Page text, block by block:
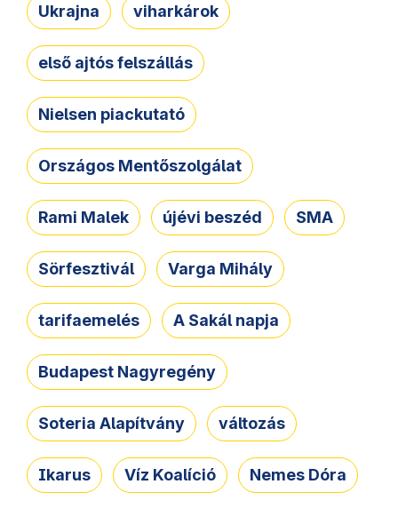
Ukrajna viharkárok
első ajtós felszállás
Nielsen piackutató
Országos Mentőszolgálat
Rami Malek újévi beszéd SMA
Sörfesztivál Varga Mihály
tarifaemelés A Sakál napja
Budapest Nagyregény
Soteria Alapítvány változás
Ikarus Víz Koalíció Nemes Dóra